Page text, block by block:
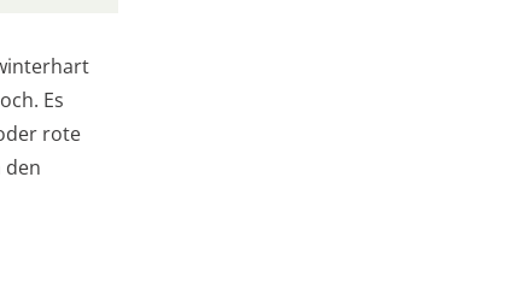
Es
rote
den